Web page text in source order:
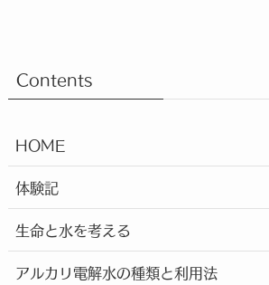
Contents
HOME
体験記
生命と水を考える
アルカリ電解水の種類と利用法